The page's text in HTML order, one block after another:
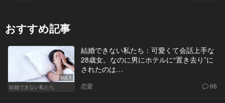
おすすめ記事
Vol.1
結婚できない私たち
結婚できない私たち：可愛くて会話上手な
28歳女。なのに男にホテルに“置き去り”に
されたのは…
恋愛 66